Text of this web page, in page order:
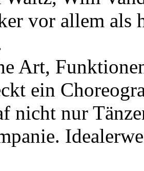
vor allem als
Art,
ein
nicht nur